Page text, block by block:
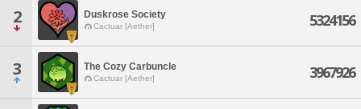
2 Duskrose Society
Cactuar [Aether] 5324156
3 The Cozy Carbuncle
Cactuar [Aether] 3967926